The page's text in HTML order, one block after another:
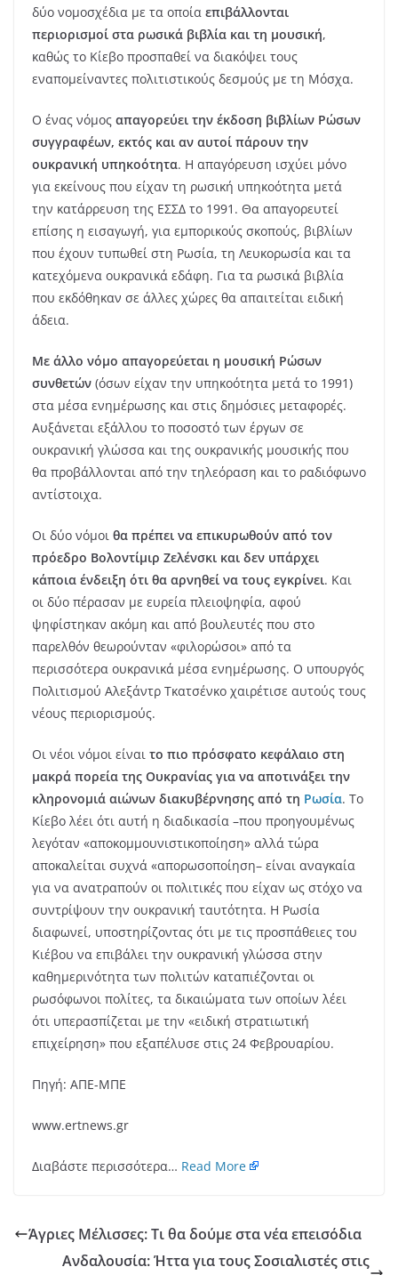
δύο νομοσχέδια με τα οποία επιβάλλονται
περιορισμοί στα ρωσικά βιβλία και τη μουσική,
καθώς το Κίεβο προσπαθεί να διακόψει τους
εναπομείναντες πολιτιστικούς δεσμούς με τη Μόσχα.
Ο ένας νόμος απαγορεύει την έκδοση βιβλίων Ρώσων
συγγραφέων, εκτός και αν αυτοί πάρουν την
ουκρανική υπηκοότητα. Η απαγόρευση ισχύει μόνο
για εκείνους που είχαν τη ρωσική υπηκοότητα μετά
την κατάρρευση της ΕΣΣΔ το 1991. Θα απαγορευτεί
επίσης η εισαγωγή, για εμπορικούς σκοπούς, βιβλίων
που έχουν τυπωθεί στη Ρωσία, τη Λευκορωσία και τα
κατεχόμενα ουκρανικά εδάφη. Για τα ρωσικά βιβλία
που εκδόθηκαν σε άλλες χώρες θα απαιτείται ειδική
άδεια.
Με άλλο νόμο απαγορεύεται η μουσική Ρώσων
συνθετών (όσων είχαν την υπηκοότητα μετά το 1991)
στα μέσα ενημέρωσης και στις δημόσιες μεταφορές.
Αυξάνεται εξάλλου το ποσοστό των έργων σε
ουκρανική γλώσσα και της ουκρανικής μουσικής που
θα προβάλλονται από την τηλεόραση και το ραδιόφωνο
αντίστοιχα.
Οι δύο νόμοι θα πρέπει να επικυρωθούν από τον
πρόεδρο Βολοντίμιρ Ζελένσκι και δεν υπάρχει
κάποια ένδειξη ότι θα αρνηθεί να τους εγκρίνει. Και
οι δύο πέρασαν με ευρεία πλειοψηφία, αφού
ψηφίστηκαν ακόμη και από βουλευτές που στο
παρελθόν θεωρούνταν «φιλορώσοι» από τα
περισσότερα ουκρανικά μέσα ενημέρωσης. Ο υπουργός
Πολιτισμού Αλεξάντρ Τκατσένκο χαιρέτισε αυτούς τους
νέους περιορισμούς.
Οι νέοι νόμοι είναι το πιο πρόσφατο κεφάλαιο στη
μακρά πορεία της Ουκρανίας για να αποτινάξει την
κληρονομιά αιώνων διακυβέρνησης από τη Ρωσία. Το
Κίεβο λέει ότι αυτή η διαδικασία –που προηγουμένως
λεγόταν «αποκομμουνιστικοποίηση» αλλά τώρα
αποκαλείται συχνά «απορωσοποίηση– είναι αναγκαία
για να ανατραπούν οι πολιτικές που είχαν ως στόχο να
συντρίψουν την ουκρανική ταυτότητα. Η Ρωσία
διαφωνεί, υποστηρίζοντας ότι με τις προσπάθειες του
Κιέβου να επιβάλει την ουκρανική γλώσσα στην
καθημερινότητα των πολιτών καταπιέζονται οι
ρωσόφωνοι πολίτες, τα δικαιώματα των οποίων λέει
ότι υπερασπίζεται με την «ειδική στρατιωτική
επιχείρηση» που εξαπέλυσε στις 24 Φεβρουαρίου.
Πηγή: ΑΠΕ-ΜΠΕ
www.ertnews.gr
Διαβάστε περισσότερα… Read More
Άγριες Μέλισσες: Τι θα δούμε στα νέα επεισόδια
Ανδαλουσία: Ήττα για τους Σοσιαλιστές στις